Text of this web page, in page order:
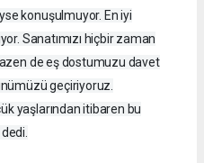
konuşulmuyor. En iyi
Sanatımızı hiçbir zaman
de eş dostumuzu davet
geçiriyoruz.
yaşlarından itibaren bu